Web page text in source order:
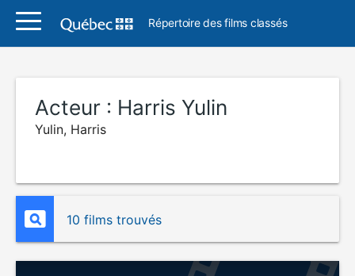
Répertoire des films classés
Acteur : Harris Yulin
Yulin, Harris
10 films trouvés